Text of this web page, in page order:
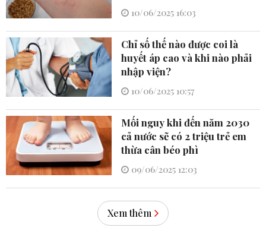
10/06/2025 16:03
Chỉ số thế nào được coi là
huyết áp cao và khi nào phải
nhập viện?
10/06/2025 10:57
Mối nguy khi đến năm 2030
cả nước sẽ có 2 triệu trẻ em
thừa cân béo phì
09/06/2025 12:03
Xem thêm